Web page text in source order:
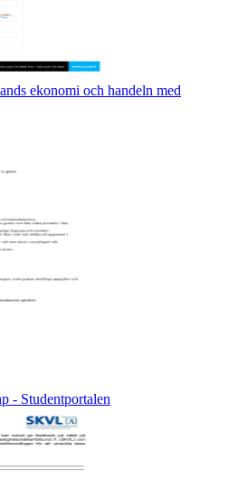
ekonomi och handeln med
- Studentportalen